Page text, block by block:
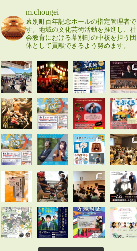
m.chougei
幕別町百年記念ホールの指定管理者で
す。地域の文化芸術活動を推進し、社
会教育における幕別町の中核を担う団
体として貢献できるよう努めます。